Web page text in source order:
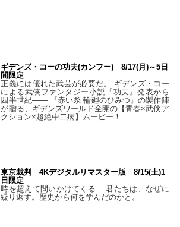
ギデンズ・コーの功夫(カンフー) 8/17(月)～5日
間限定
正義には優れた武芸が必要だ。 ギデンズ・コー
による武侠ファンタジー小説『功夫』発表から
四半世紀―― 『赤い糸 輪廻のひみつ』の製作陣
が贈る、ギデンズワールド全開の【青春×武侠ア
クション×超絶中二病】ムービー！
東京裁判 4Kデジタルリマスター版 8/15(土)1
日限定
時を超えて問いかけてくる… 君たちは、なぜに
繰り返す。歴史から何を学んだのかと。